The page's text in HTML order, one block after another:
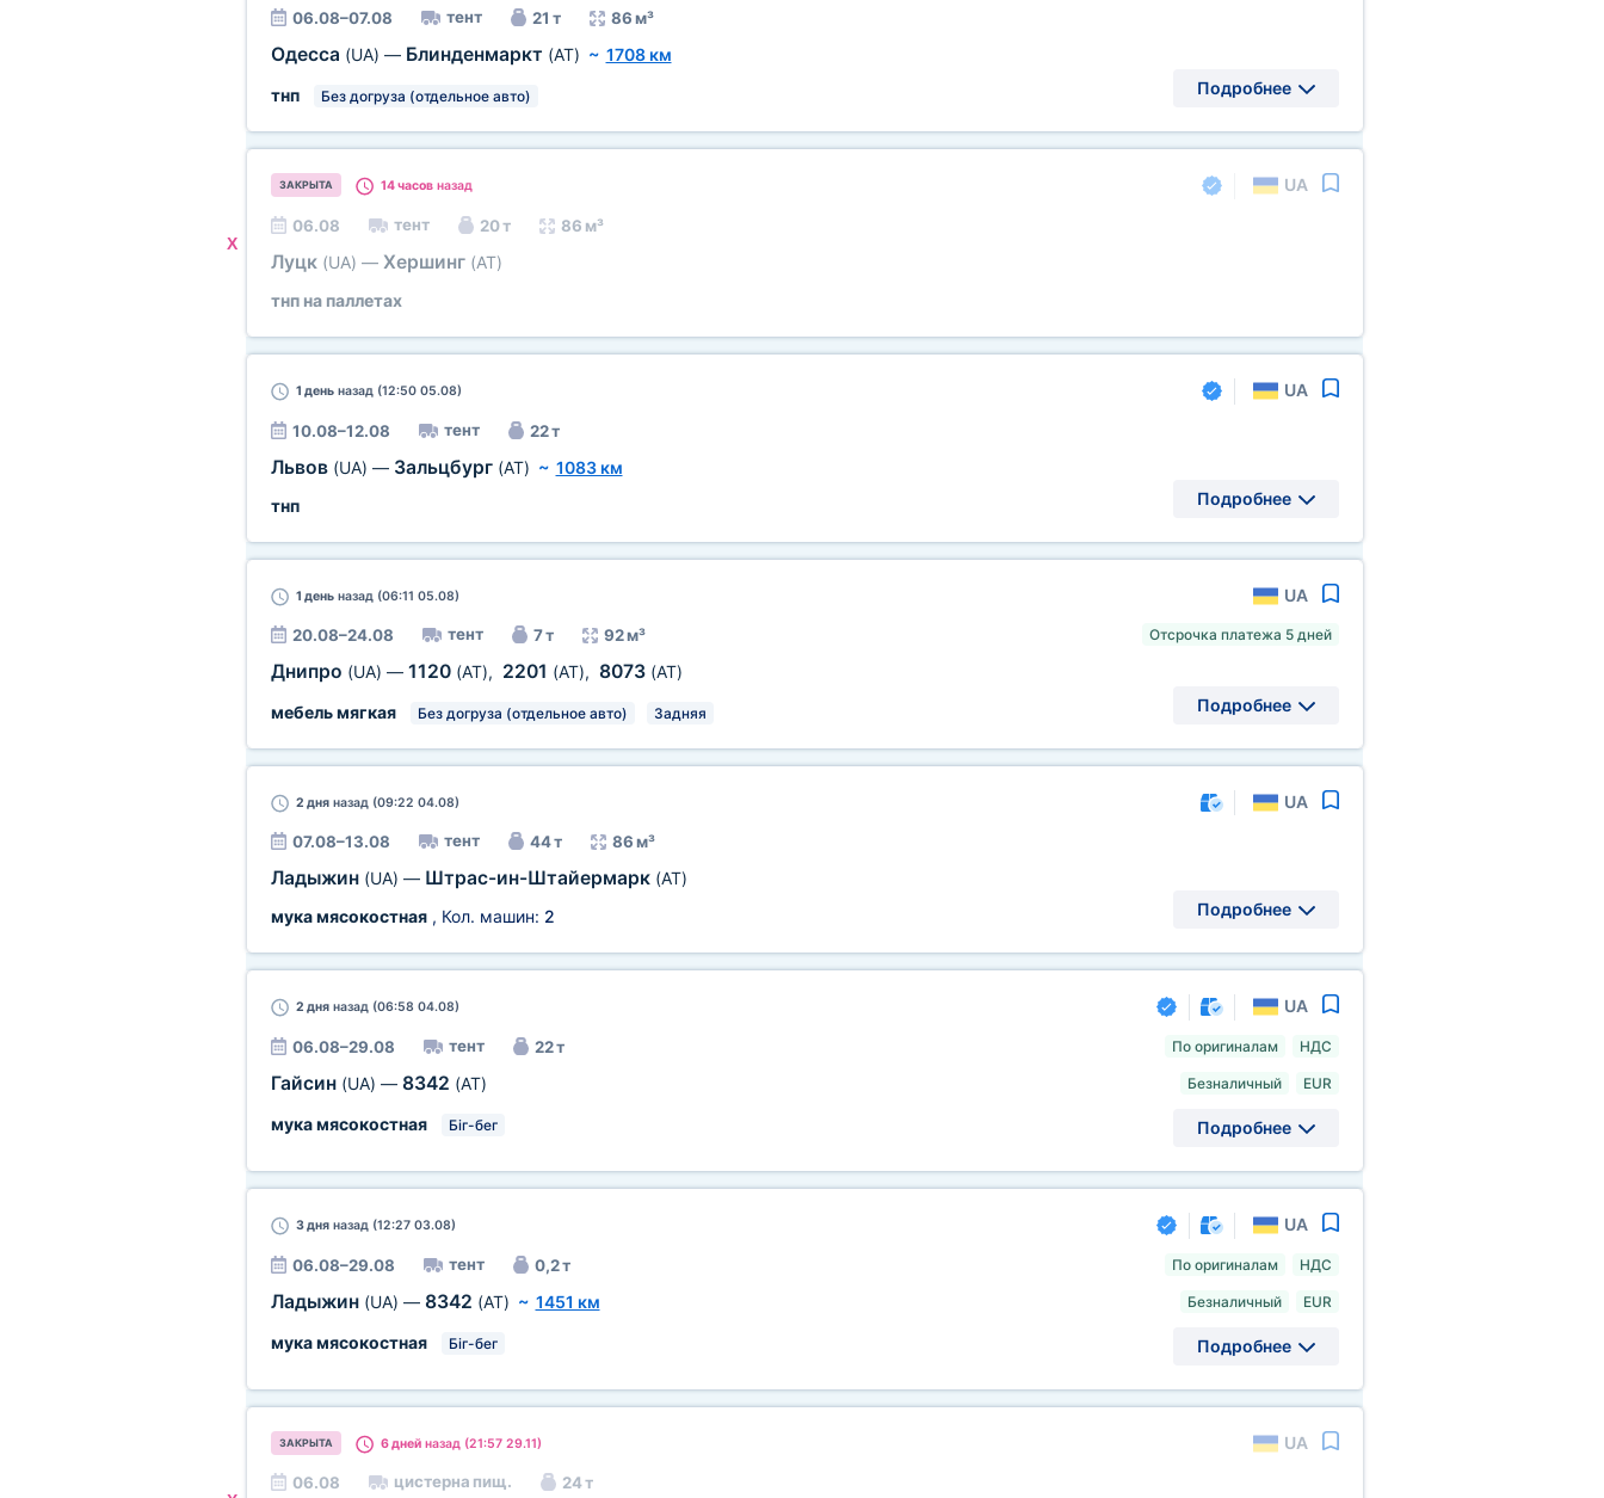
06.08–07.08 тент 21 т 86 м³
Одесса (UA) — Блинденмаркт (AT) ~ 1708 км
тнп
Без догруза (отдельное авто) Подробнее
X
ЗАКРЫТА 14 часовназад UA
06.08 тент 20 т 86 м³
Луцк (UA) — Хершинг (AT)
тнп на паллетах
1 деньназад (12:50 05.08) UA
10.08–12.08 тент 22 т
Львов (UA) — Зальцбург (AT) ~ 1083 км
тнп
Подробнее
1 деньназад (06:11 05.08) UA
20.08–24.08 тент 7 т 92 м³
Днипро (UA) — 1120 (AT), 2201 (AT), 8073 (AT)
мебель мягкая
Без догруза (отдельное авто) Задняя
Отсрочка платежа 5 дней
Подробнее
2 дняназад (09:22 04.08) UA
07.08–13.08 тент 44 т 86 м³
Ладыжин (UA) — Штрас-ин-Штайермарк (AT)
мука мясокостная, Кол. машин: 2 Подробнее
2 дняназад (06:58 04.08) UA
06.08–29.08 тент 22 т
Гайсин (UA) — 8342 (AT)
мука мясокостная
Біг-бег
По оригиналам НДС
Безналичный EUR
Подробнее
3 дняназад (12:27 03.08) UA
06.08–29.08 тент 0,2 т
Ладыжин (UA) — 8342 (AT) ~ 1451 км
мука мясокостная
Біг-бег
По оригиналам НДС
Безналичный EUR
Подробнее
ЗАКРЫТА 6 днейназад (21:57 29.11) UA
06.08 цистерна пищ. 24 т